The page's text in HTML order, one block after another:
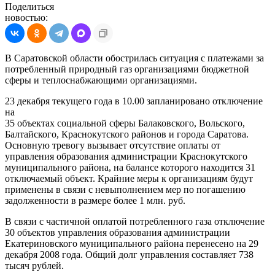
Поделиться
новостью:
В Саратовской области обострилась ситуация с платежами за
потребленный природный газ организациями бюджетной
сферы и теплоснабжающими организациями.
23 декабря текущего года в 10.00 запланировано отключение
на
35 объектах социальной сферы Балаковского, Вольского,
Балтайского, Краснокутского районов и города Саратова.
Основную тревогу вызывает отсутствие оплаты от
управления образования администрации Краснокутского
муниципального района, на балансе которого находится 31
отключаемый объект. Крайние меры к организациям будут
применены в связи с невыполнением мер по погашению
задолженности в размере более 1 млн. руб.
В связи с частичной оплатой потребленного газа отключение
30 объектов управления образования администрации
Екатериновского муниципального района перенесено на 29
декабря 2008 года. Общий долг управления составляет 738
тысяч рублей.